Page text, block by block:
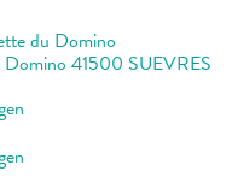
du Domino
41500 SUEVRES